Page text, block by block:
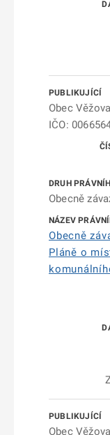
Obec
IČO:
Obecně
Obecně
Pláně o
Obec